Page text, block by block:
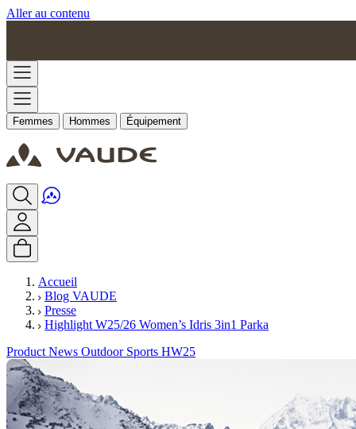
Aller au contenu
Femmes Hommes Équipement
Accueil
Blog VAUDE
Presse
Highlight W25/26 Women’s Idris 3in1 Parka
Product News Outdoor Sports HW25